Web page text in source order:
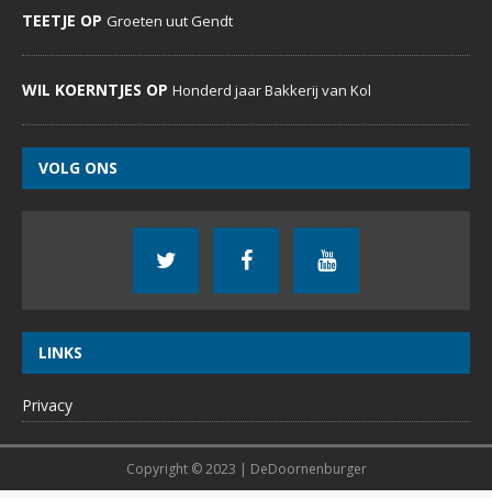
TEETJE OP Groeten uut Gendt
WIL KOERNTJES OP Honderd jaar Bakkerij van Kol
VOLG ONS
LINKS
Privacy
Copyright © 2023 | DeDoornenburger